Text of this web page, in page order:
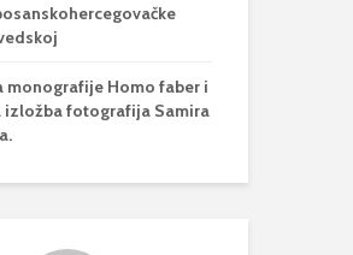
monografije Homo faber i
izložba fotografija Samira